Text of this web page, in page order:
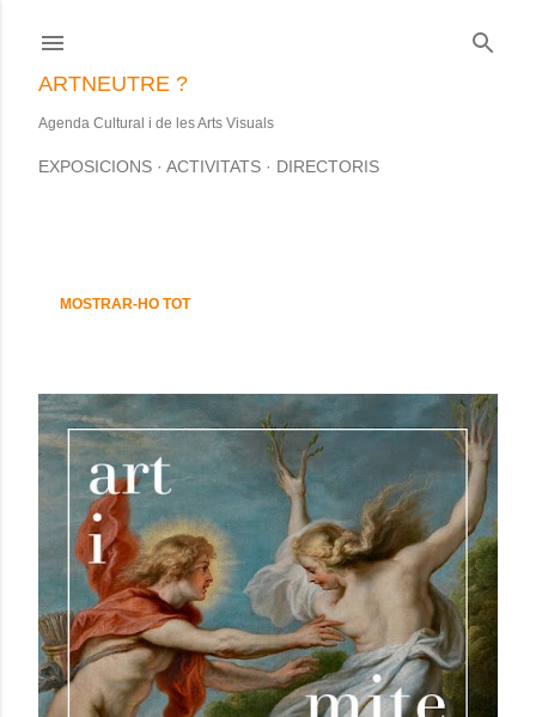
ARTNEUTRE ?
Agenda Cultural i de les Arts Visuals
EXPOSICIONS ACTIVITATS DIRECTORIS
E
t
r
a
d
e
s
MOSTRAR-HO TOT